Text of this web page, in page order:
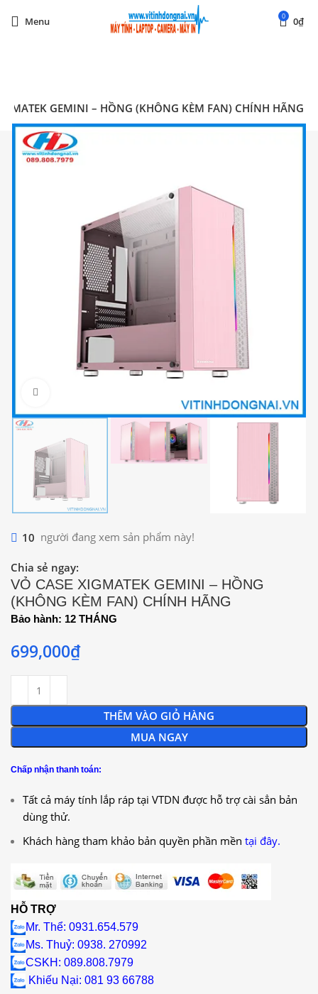
Menu 0 0₫
GEMINI – HỒNG (KHÔNG KÈM FAN) CHÍNH HÃNG
10 người đang xem sản phẩm này!
Chia sẻ ngay:
VỎ CASE XIGMATEK GEMINI – HỒNG
(KHÔNG KÈM FAN) CHÍNH HÃNG
Bảo hành: 12 THÁNG
699,000₫
THÊM VÀO GIỎ HÀNG
MUA NGAY
Chấp nhận thanh toán:
Tất cả máy tính lắp ráp tại VTDN được hỗ trợ cài sẳn bản
dùng thử.
Khách hàng tham khảo bản quyền phần mền tại đây.
HỖ TRỢ
Mr. Thể: 0931.654.579
Ms. Thuỷ: 0938. 270992
CSKH: 089.808.7979
Khiếu Nại: 081 93 66788